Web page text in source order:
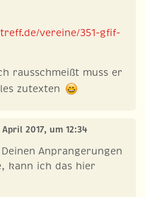
vereine/351-gfif-
rausschmeißt muss er
zutexten
2017, um 12:34
Anprangerungen
kann ich das hier